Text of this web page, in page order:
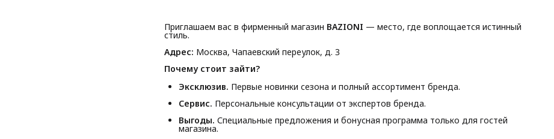
Приглашаем вас в фирменный магазин BAZIONI — место, где воплощается истинный
стиль.
Адрес: Москва, Чапаевский переулок, д. 3
Почему стоит зайти?
Эксклюзив. Первые новинки сезона и полный ассортимент бренда.
Сервис. Персональные консультации от экспертов бренда.
Выгоды. Специальные предложения и бонусная программа только для гостей
магазина.